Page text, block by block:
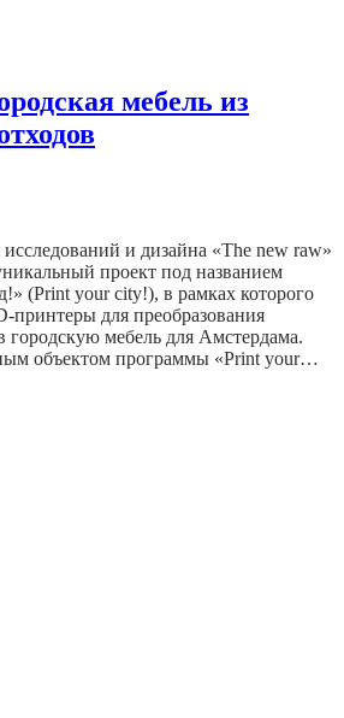
мебель из
и дизайна «The new raw»
проект под названием
(Print your city!), в рамках которого
принтеры для преобразования
городскую мебель для Амстердама.
объектом программы «Print your…